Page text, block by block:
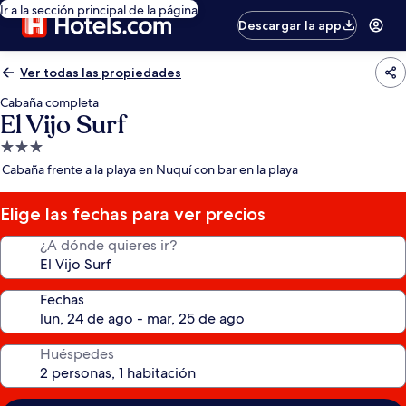
Ir a la sección principal de la página
Descargar la app
Ver todas las propiedades
Cabaña completa
El Vijo Surf
Propiedad
de
estrellas
Cabaña frente a la playa en Nuquí con bar en la playa
Elige las fechas para ver precios
¿A dónde quieres ir?
Fechas
Huéspedes